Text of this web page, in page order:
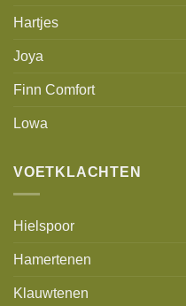
Hartjes
Joya
Finn Comfort
Lowa
VOETKLACHTEN
Hielspoor
Hamertenen
Klauwtenen